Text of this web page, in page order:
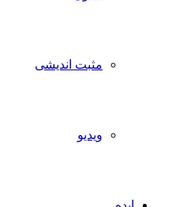
مثبت اندیشی